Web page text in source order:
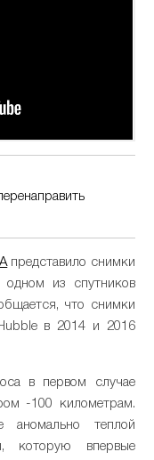
представило снимки
одном из спутников
что снимки
в 2014 и 2016
в первом случае
-100 километрам.
аномально теплой
которую впервые